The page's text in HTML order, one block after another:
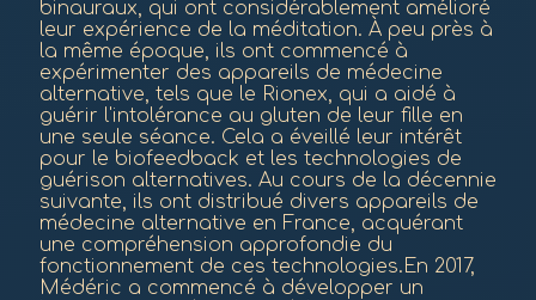
binauraux, qui ont considérablement amélioré
leur expérience de la méditation. À peu près à
la même époque, ils ont commencé à
expérimenter des appareils de médecine
alternative, tels que le Rionex, qui a aidé à
guérir l'intolérance au gluten de leur fille en
une seule séance. Cela a éveillé leur intérêt
pour le biofeedback et les technologies de
guérison alternatives. Au cours de la décennie
suivante, ils ont distribué divers appareils de
médecine alternative en France, acquérant
une compréhension approfondie du
fonctionnement de ces technologies.En 2017,
Médéric a commencé à développer un